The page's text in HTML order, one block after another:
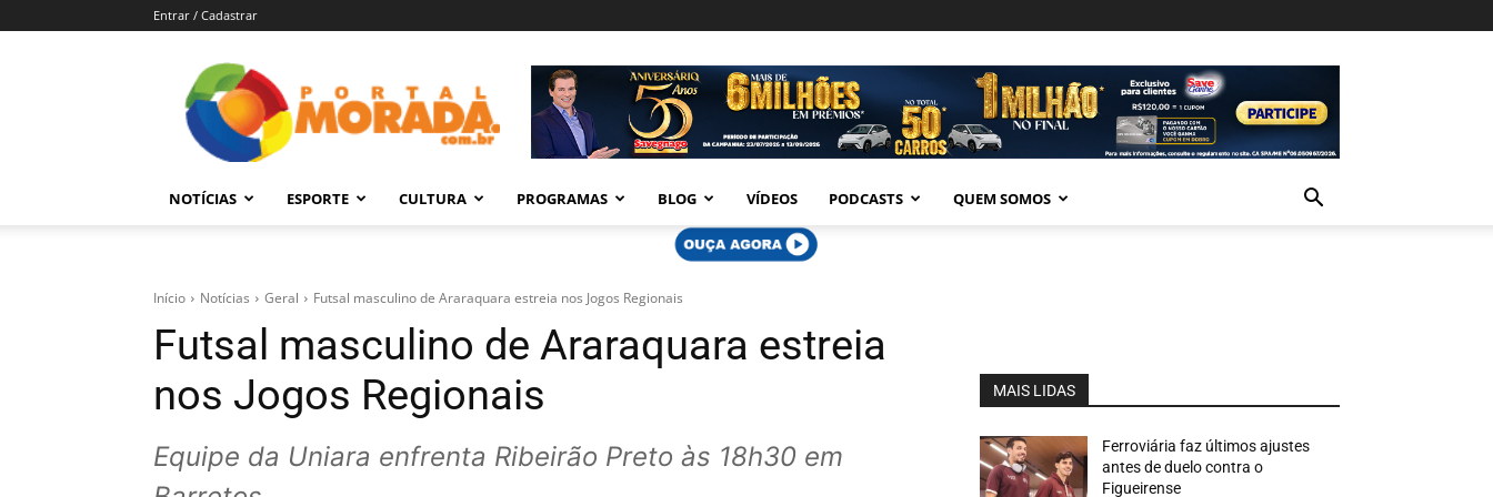
Entrar / Cadastrar
Morada
–
Araraquara
NOTÍCIAS ESPORTE CULTURA PROGRAMAS BLOG VÍDEOS PODCASTS QUEM SOMOS
Início Notícias Geral Futsal masculino de Araraquara estreia nos Jogos Regionais
Futsal masculino de Araraquara estreia
nos Jogos Regionais
Equipe da Uniara enfrenta Ribeirão Preto às 18h30 em
MAIS LIDAS
Ferroviária faz últimos ajustes
antes de duelo contra o
Figueirense